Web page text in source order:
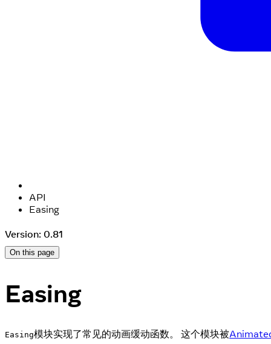
API
Easing
Version: 0.81
On this page
Easing
Easing模块实现了常见的动画缓动函数。 这个模块被